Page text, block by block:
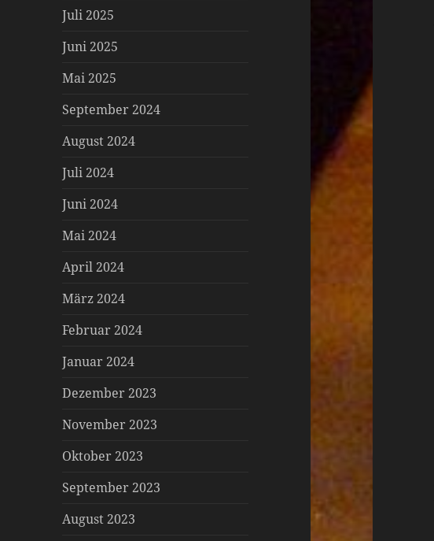
Juli 2025
Juni 2025
Mai 2025
September 2024
August 2024
Juli 2024
Juni 2024
Mai 2024
April 2024
März 2024
Februar 2024
Januar 2024
Dezember 2023
November 2023
Oktober 2023
September 2023
August 2023